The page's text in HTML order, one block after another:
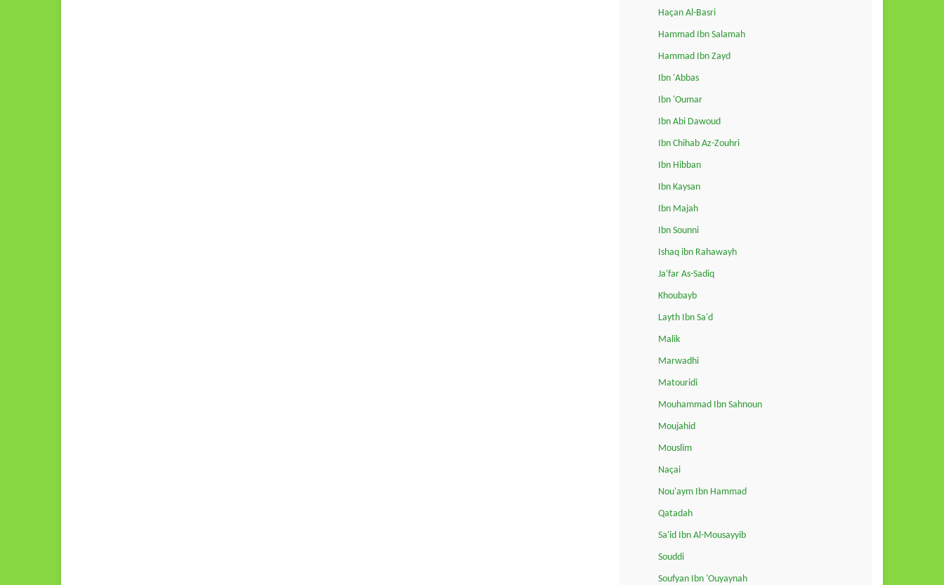
Haçan Al-Basri
Hammad Ibn Salamah
Hammad Ibn Zayd
Ibn 'Abbas
Ibn 'Oumar
Ibn Abi Dawoud
Ibn Chihab Az-Zouhri
Ibn Hibban
Ibn Kaysan
Ibn Majah
Ibn Sounni
Ishaq ibn Rahawayh
Ja'far As-Sadiq
Khoubayb
Layth Ibn Sa'd
Malik
Marwadhi
Matouridi
Mouhammad Ibn Sahnoun
Moujahid
Mouslim
Naçai
Nou'aym Ibn Hammad
Qatadah
Sa'id Ibn Al-Mousayyib
Souddi
Soufyan Ibn 'Ouyaynah